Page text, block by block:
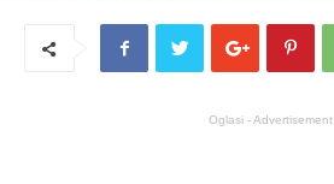
Oglasi - Advertisement